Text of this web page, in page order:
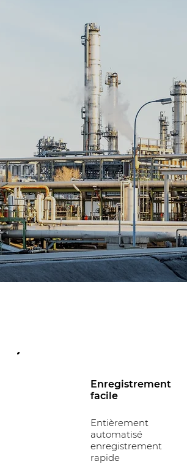
Enregistrement
facile
Entièrement
automatisé
enregistrement
rapide